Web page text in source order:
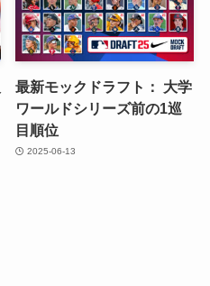
最新モックドラフト： 大学
ワールドシリーズ前の1巡
目順位
2025-06-13